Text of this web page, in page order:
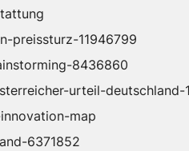
preissturz-11946799
8436860
urteil-deutschland-
map
6371852